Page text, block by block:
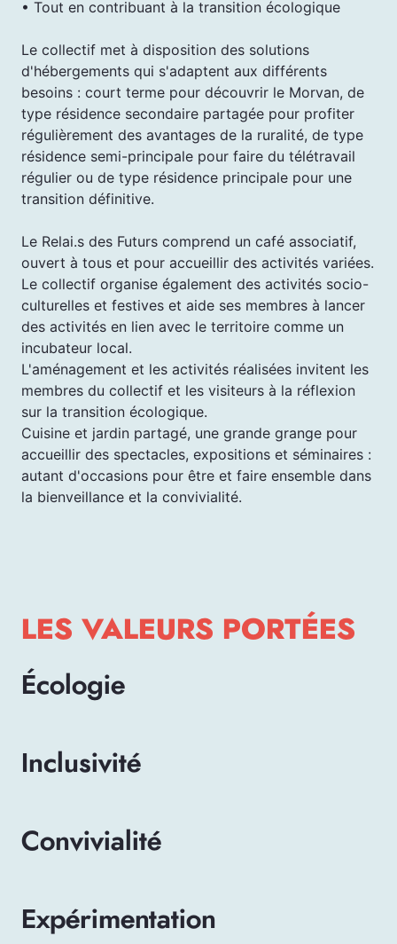
• Tout en contribuant à la transition écologique
Le collectif met à disposition des solutions
d'hébergements qui s'adaptent aux différents
besoins : court terme pour découvrir le Morvan, de
type résidence secondaire partagée pour profiter
régulièrement des avantages de la ruralité, de type
résidence semi-principale pour faire du télétravail
régulier ou de type résidence principale pour une
transition définitive.
Le Relai.s des Futurs comprend un café associatif,
ouvert à tous et pour accueillir des activités variées.
Le collectif organise également des activités socio-
culturelles et festives et aide ses membres à lancer
des activités en lien avec le territoire comme un
incubateur local.
L'aménagement et les activités réalisées invitent les
membres du collectif et les visiteurs à la réflexion
sur la transition écologique.
Cuisine et jardin partagé, une grande grange pour
accueillir des spectacles, expositions et séminaires :
autant d'occasions pour être et faire ensemble dans
la bienveillance et la convivialité.
LES VALEURS PORTÉES
Écologie
Inclusivité
Convivialité
Expérimentation